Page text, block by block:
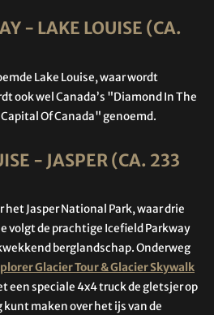
- LAKE LOUISE (CA.
Lake Louise, waar wordt
ook wel Canada’s "Diamond In The
Of Canada" genoemd.
- JASPER (CA. 233
Jasper National Park, waar drie
volgt de prachtige Icefield Parkway
berglandschap. Onderweg
Glacier Tour & Glacier Skywalk
een speciale 4x4 truck de gletsjer op
maken over het ijs van de